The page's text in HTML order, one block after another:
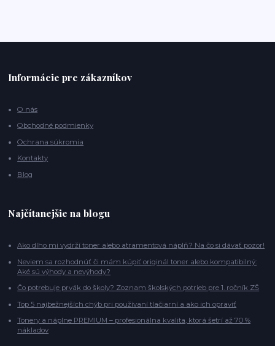
Informácie pre zákazníkov
O nás
Obchodné podmienky
Ochrana súkromia
Kontakty
Blog
Najčítanejšie na blogu
Ako dlho mi vydrží toner alebo atramentová náplň? Na čo si dávať pozor!
Neviem sa rozhodnúť či mám kúpiť originál toner alebo kompatibilný:
Aké sú výhody a nevýhody?
Čo potrebuje prvák do školy? Zoznam školských potrieb pre 1. ročník ZŠ
Top 5 najbežnejších chýb pri používaní tlačiarní a ako ich opraviť
Tonery a náplne PREMIUM – profesionálna kvalita, ktorá šetrí až 70 %
nákladov